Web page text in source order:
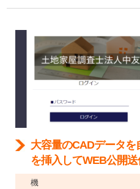
大容量のCADデータを
を挿入してWEB公開送
機